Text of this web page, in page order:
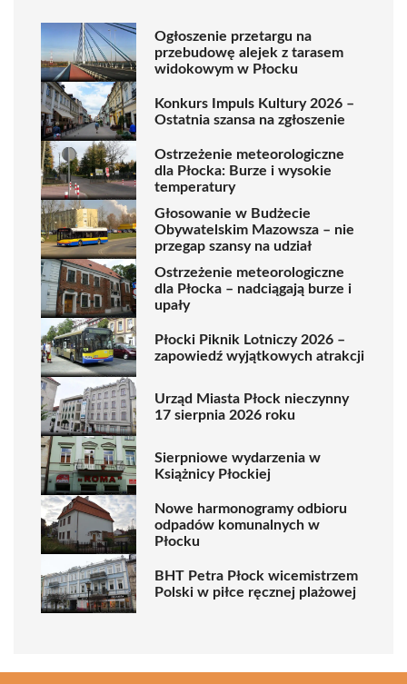
Ogłoszenie przetargu na
przebudowę alejek z tarasem
widokowym w Płocku
Konkurs Impuls Kultury 2026 –
Ostatnia szansa na zgłoszenie
Ostrzeżenie meteorologiczne
dla Płocka: Burze i wysokie
temperatury
Głosowanie w Budżecie
Obywatelskim Mazowsza – nie
przegap szansy na udział
Ostrzeżenie meteorologiczne
dla Płocka – nadciągają burze i
upały
Płocki Piknik Lotniczy 2026 –
zapowiedź wyjątkowych atrakcji
Urząd Miasta Płock nieczynny
17 sierpnia 2026 roku
Sierpniowe wydarzenia w
Książnicy Płockiej
Nowe harmonogramy odbioru
odpadów komunalnych w
Płocku
BHT Petra Płock wicemistrzem
Polski w piłce ręcznej plażowej